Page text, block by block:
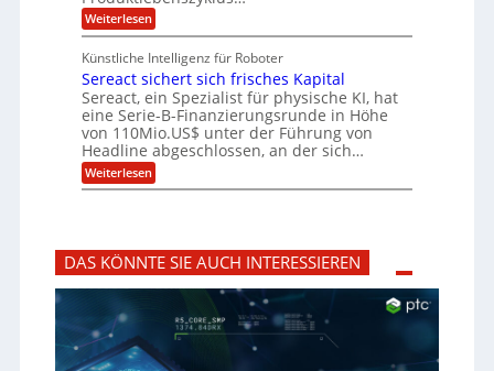
k
a
D
-
r
u
c
k
h
i
e
n
-
u
n
d
A
n
l
n
b
a
r
y
p
t
o
g
r
a
f
i
e
:
f
z
e
i
o
Weiterlesen:
P
o
t
o
l
a
b
s
-
R
r
t
i
i
Künstliche Intelligenz für Roboter
Sereact sichert sich frisches Kapital
Sereact, ein Spezialist für physische KI, hat
eine Serie-B-Finanzierungsrunde in Höhe
von 110Mio.US$ unter der Führung von
Headline abgeschlossen, an der sich…
Weiterlesen:
S
a
c
t
s
e
DAS KÖNNTE SIE AUCH INTERESSIEREN